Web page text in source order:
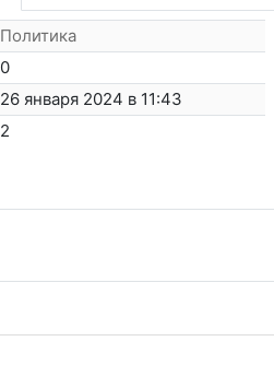
Политика
0
26 января 2024 в 11:43
2